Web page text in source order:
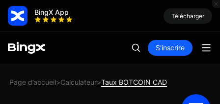
BingX App Télécharger
S'inscrire
Page d’accueil>Calculateur>Taux BOTCOIN CAD